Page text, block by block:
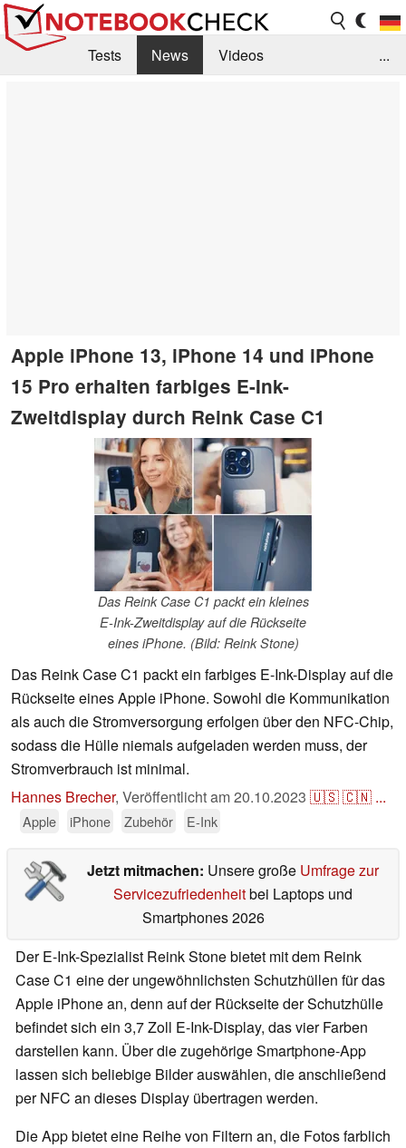
Tests News
Videos
...
Apple iPhone 13, iPhone 14 und iPhone
15 Pro erhalten farbiges E-Ink-
Zweitdisplay durch Reink Case C1
Das Reink Case C1 packt ein kleines
E-Ink-Zweitdisplay auf die Rückseite
eines iPhone. (Bild: Reink Stone)
Das Reink Case C1 packt ein farbiges E-Ink-Display auf die
Rückseite eines Apple iPhone. Sowohl die Kommunikation
als auch die Stromversorgung erfolgen über den NFC-Chip,
sodass die Hülle niemals aufgeladen werden muss, der
Stromverbrauch ist minimal.
Hannes Brecher, Veröffentlicht am20.10.2023 🇺🇸🇨🇳 ...
Apple iPhone Zubehör E-Ink
Jetzt mitmachen: Unsere große Umfrage zur
Servicezufriedenheitbei Laptops und
Smartphones 2026
Der E-Ink-Spezialist Reink Stone bietet mit dem Reink
Case C1 eine der ungewöhnlichsten Schutzhüllen für das
Apple iPhone an, denn auf der Rückseite der Schutzhülle
befindet sich ein 3,7 Zoll E-Ink-Display, das vier Farben
darstellen kann. Über die zugehörige Smartphone-App
lassen sich beliebige Bilder auswählen, die anschließend
per NFC an dieses Display übertragen werden.
Die App bietet eine Reihe von Filtern an, die Fotos farblich